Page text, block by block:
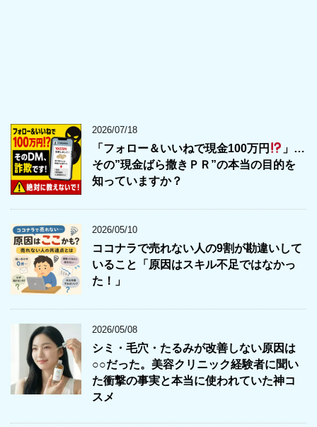
2026/07/18
「フォロー＆いいねで現金100万円
」…
その”現金ばら撒きＰＲ”の本当の目的を
知っていますか？
2026/05/10
ココナラで売れない人の9割が勘違いして
いること「原因はスキル不足ではなかっ
た！」
2026/05/08
シミ・毛穴・たるみが改善しない原因は
○○だった。美容クリニック経験者に聞い
た衝撃の事実と本当に使われていた神コ
スメ